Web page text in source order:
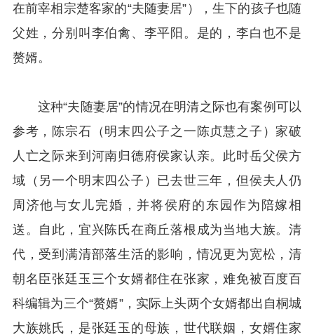
在前宰相宗楚客家的“夫随妻居”），生下的孩子也随
父姓，分别叫李伯禽、李平阳。是的，李白也不是
赘婿。
这种“夫随妻居”的情况在明清之际也有案例可以
参考，陈宗石（明末四公子之一陈贞慧之子）家破
人亡之际来到河南归德府侯家认亲。此时岳父侯方
域（另一个明末四公子）已去世三年，但侯夫人仍
周济他与女儿完婚，并将侯府的东园作为陪嫁相
送。自此，宜兴陈氏在商丘落根成为当地大族。清
代，受到满清部落生活的影响，情况更为宽松，清
朝名臣张廷玉三个女婿都住在张家，难免被百度百
科编辑为三个“赘婿”，实际上头两个女婿都出自桐城
大族姚氏，是张廷玉的母族，世代联姻，女婿住家